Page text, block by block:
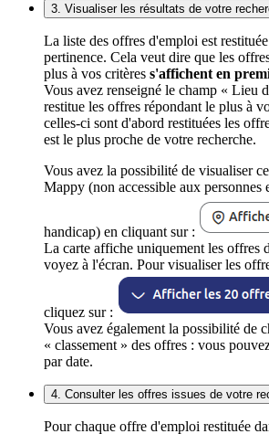
3. Visualiser les résultats de votre
La liste des offres d'emploi est
pertinence. Cela veut dire que les
plus à vos critères s'affichent en
Vous avez renseigné le champ « Lieu
restitue les offres répondant le plus à
celles-ci sont d'abord restituées les
est le plus proche de votre recherche.
Vous avez la possibilité de visualiser
Mappy (non accessible aux personnes
handicap) en cliquant sur :
La carte affiche uniquement les offres
voyez à l'écran. Pour visualiser les
cliquez sur :
Vous avez également la possibilité de
« classement » des offres : vous
par date.
4. Consulter les offres issues de votre
Pour chaque offre d'emploi restituée